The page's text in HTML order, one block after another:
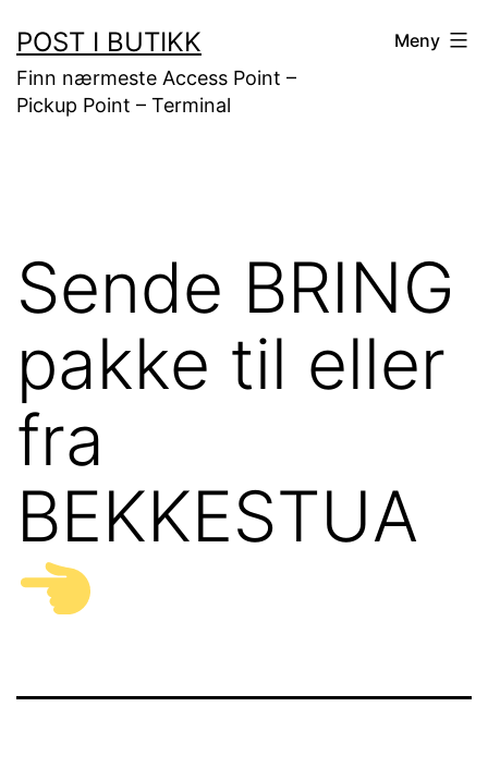
til
innhold
POST I BUTIKK
Finn nærmeste Access Point –
Pickup Point – Terminal
Meny
Sende BRING
pakke til eller
fra
BEKKESTUA